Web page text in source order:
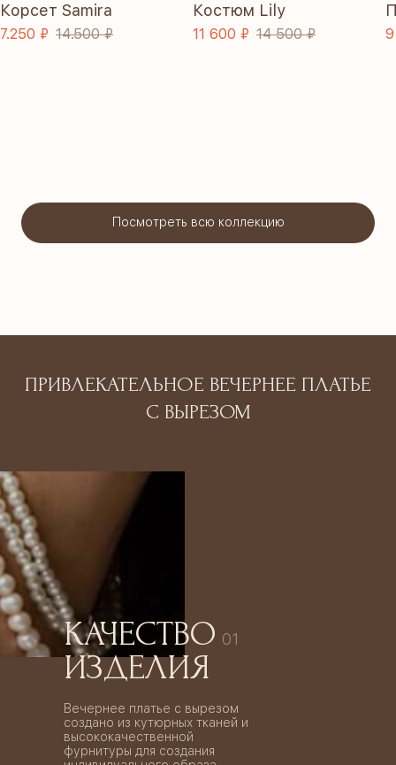
Корсет Samira
7.250 ₽ 14.500 ₽
Костюм Lily
11 600 ₽ 14 500 ₽
Посмотреть всю коллекцию
ПРИВЛЕКАТЕЛЬНОЕ ВЕЧЕРНЕЕ ПЛАТЬЕ
С ВЫРЕЗОМ
КАЧЕСТВО01
ИЗДЕЛИЯ
Вечернее платье с вырезом
создано из кутюрных тканей и
высококачественной
фурнитуры для создания